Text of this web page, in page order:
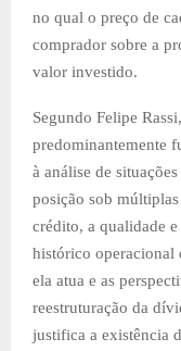
no qual o preço de
comprador sobre a
valor investido.
Segundo Felipe
predominantemente
à análise de
posição sob
crédito, a qualidade
histórico operacional
ela atua e as
reestruturação da
justifica a existência